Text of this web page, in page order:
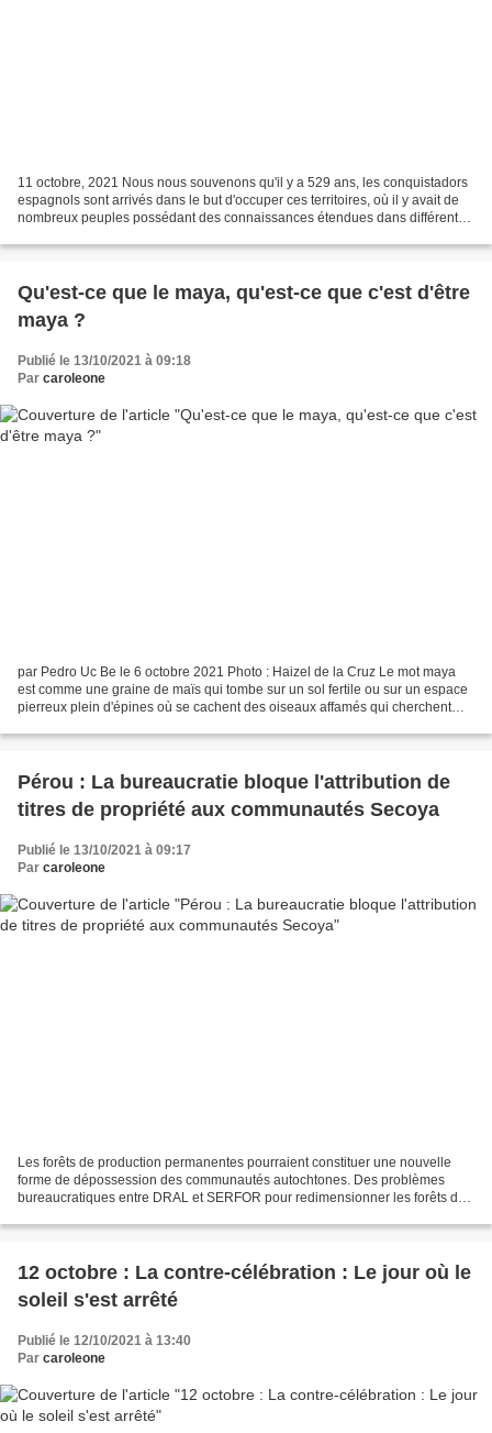
11 octobre, 2021 Nous nous souvenons qu'il y a 529 ans, les conquistadors
espagnols sont arrivés dans le but d'occuper ces territoires, où il y avait de
nombreux peuples possédant des connaissances étendues dans différents
Qu'est-ce que le maya, qu'est-ce que c'est d'être
maya ?
Publié le 13/10/2021 à 09:18
Par caroleone
par Pedro Uc Be le 6 octobre 2021 Photo : Haizel de la Cruz Le mot maya
est comme une graine de maïs qui tombe sur un sol fertile ou sur un espace
pierreux plein d'épines où se cachent des oiseaux affamés qui cherchent
Pérou : La bureaucratie bloque l'attribution de
titres de propriété aux communautés Secoya
Publié le 13/10/2021 à 09:17
Par caroleone
Les forêts de production permanentes pourraient constituer une nouvelle
forme de dépossession des communautés autochtones. Des problèmes
bureaucratiques entre DRAL et SERFOR pour redimensionner les forêts de
12 octobre : La contre-célébration : Le jour où le
soleil s'est arrêté
Publié le 12/10/2021 à 13:40
Par caroleone